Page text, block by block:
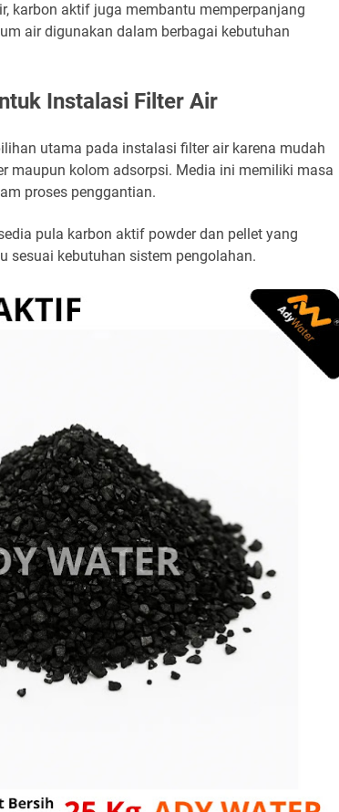
karbon aktif juga membantu memperpanjang
air digunakan dalam berbagai kebutuhan
Instalasi Filter Air
utama pada instalasi filter air karena mudah
maupun kolom adsorpsi. Media ini memiliki masa
proses penggantian.
pula karbon aktif powder dan pellet yang
sesuai kebutuhan sistem pengolahan.